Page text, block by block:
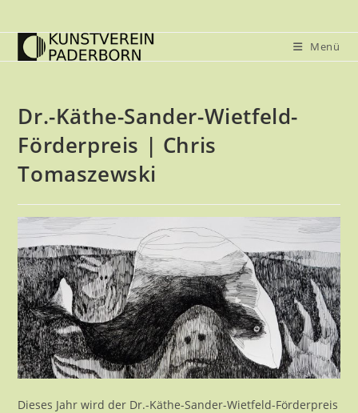
Inhalt
springen
Menü
Dr.-Käthe-Sander-Wietfeld-
Förderpreis | Chris
Tomaszewski
Dieses Jahr wird der Dr.-Käthe-Sander-Wietfeld-Förderpreis